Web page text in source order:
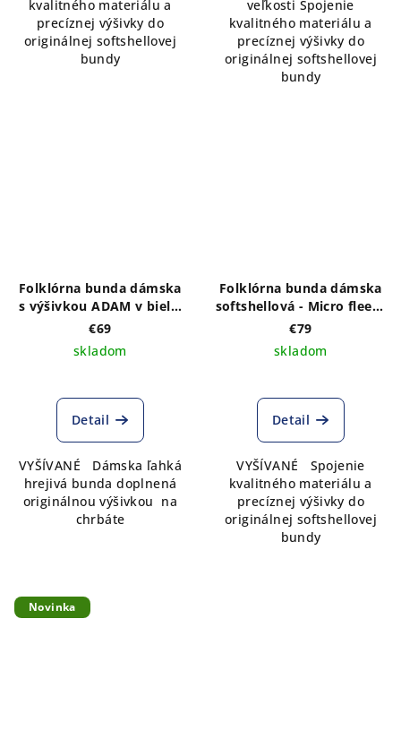
kvalitného materiálu a
precíznej výšivky do
originálnej softshellovej
bundy
veľkosti Spojenie
kvalitného materiálu a
precíznej výšivky do
originálnej softshellovej
bundy
Folklórna bunda dámska
s výšivkou ADAM v bielej
farbe - výber farby bundy
€69
skladom
Detail
VYŠÍVANÉ Dámska ľahká
hrejivá bunda doplnená
originálnou výšivkou na
chrbáte
Folklórna bunda dámska
softshellová - Micro fleece
s VÝŠIVKOU vzoru IKA v
bielej farbne vpredu a
vzadu
€79
skladom
Detail
VYŠÍVANÉ Spojenie
kvalitného materiálu a
precíznej výšivky do
originálnej softshellovej
bundy
Novinka